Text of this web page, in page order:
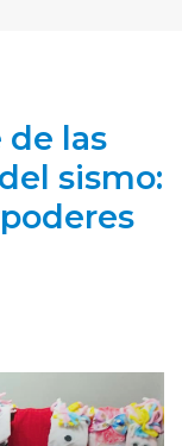
de las
sismo: